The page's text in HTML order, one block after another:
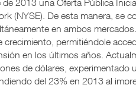
2013 una Oferta Pública
(NYSE). De esta manera, se
en ambos
permitiéndole
en los últimos años.
de dólares, experimentado
del 23% en 2013 al